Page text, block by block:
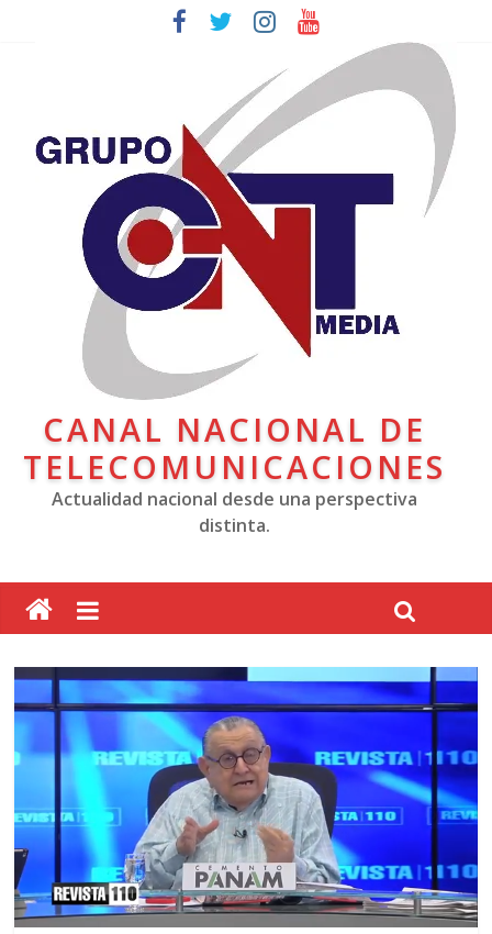
CANAL NACIONAL DE
TELECOMUNICACIONES
Actualidad nacional desde una perspectiva
distinta.